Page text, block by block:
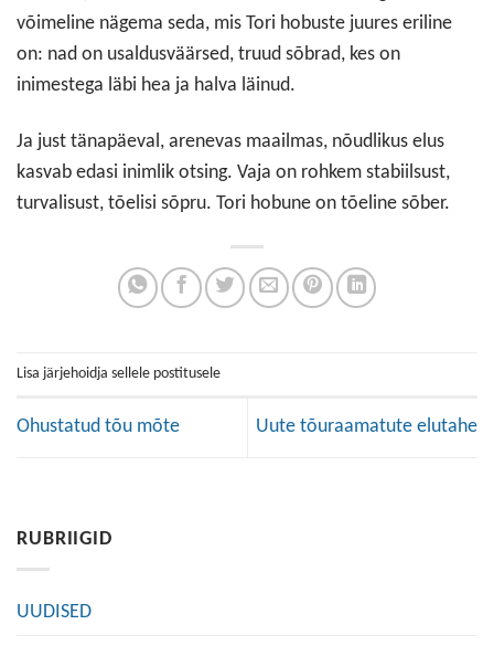
võimeline nägema seda, mis Tori hobuste juures eriline
on: nad on usaldusväärsed, truud sõbrad, kes on
inimestega läbi hea ja halva läinud.
Ja just tänapäeval, arenevas maailmas, nõudlikus elus
kasvab edasi inimlik otsing. Vaja on rohkem stabiilsust,
turvalisust, tõelisi sõpru. Tori hobune on tõeline sõber.
Lisa järjehoidja sellele postitusele
Ohustatud tõu mõte Uute tõuraamatute elutahe
RUBRIIGID
UUDISED